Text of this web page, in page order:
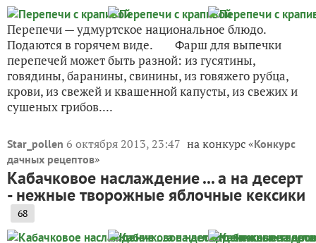
Перепечи — удмуртское национальное блюдо.
Подаются в горячем виде. Фарш для выпечки
перепечей может быть разной: из гусятины,
говядины, баранины, свинины, из говяжего рубца,
крови, из свежей и квашенной капусты, из свежих и
сушеных грибов....
Star_pollen 6 октября 2013, 23:47 на конкурс «Конкурс
дачных рецептов»
Кабачковое наслаждение ... а на десерт
- нежные творожные яблочные кексики
68